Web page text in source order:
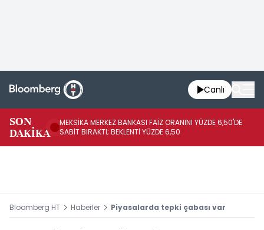
Canlı
SON
DAKİKA
MEKSİKA MERKEZ BANKASI FAİZ ORANINI YÜZDE 6,50'DE
SABİT BIRAKTI; BEKLENTİ YÜZDE 6,50
Bloomberg HT Haberler Piyasalarda tepki çabası var